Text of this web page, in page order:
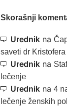
Skorašnji
Urednikna
saveti dr Kristofera
Urednikna
lečenje
Urednikna 4
lečenje ženskih